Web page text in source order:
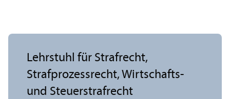
Lehr­stuhl für Strafrecht,
Strafprozess­recht, Wirtschafts-
und Steuerstrafrecht